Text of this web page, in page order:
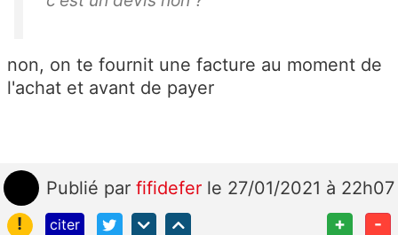
non, on te fournit une facture au moment de
l'achat et avant de payer
Publié par fifidefer le 27/01/2021 à 22h07
!
citer + -